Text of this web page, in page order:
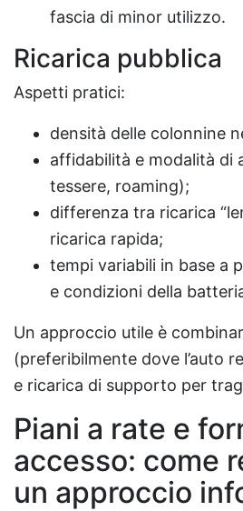
fascia di minor utilizzo.
Ricarica pubblica
Aspetti pratici:
densità delle colonnine
affidabilità e modalità di
tessere, roaming);
differenza tra ricarica
ricarica rapida;
tempi variabili in base a
e condizioni della
Un approccio utile è
(preferibilmente dove l’auto
e ricarica di supporto per
Piani a rate e
accesso: come
un approccio